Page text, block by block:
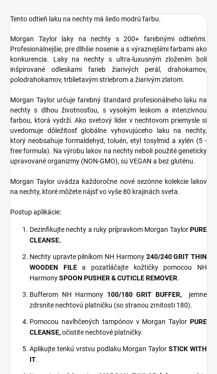
Tento odtieň laku na nechty má šedo modrú farbu.
Morgan Taylor laky na nechty s 200+ farebnými odtieňmi.
Profesionálnejšie, pre dlhšie nosenie a s výraznejšími farbami ako
konkurencia. Laky na nechty s ultra-luxusným zložením boli
inšpirované odleskami farieb žiarivých perál, drahokamov,
polodrahokamov, trblietavým striebrom a žiarivým zlatom.
Morgan Taylor určuje farebný štandard profesionálneho laku na
nechty s dlhou životnosťou, s vysokým leskom a intenzívnou
farbou, ktorá vydrží. Ako svetový líder v nechtovom priemysle si
uvedomuje dôležitosť globálne vyhovujúceho laku na nechty,
ktorý neobsahuje formaldehyd, toluén, etyl tosylmid a xylén (5 -
free formula). Na výrobu lakov na nechty neboli použité geneticky
upravované organizmy (NON-GMO), sú VEGAN a bez gluténu.
Morgan Taylor uvádza každoročne nové sezónne kolekcie lakov
na nechty, ktoré môžete nájsť vo vyše 80 krajinách sveta.
Postup aplikácie:
Dezinfikujte nechty a ruky prípravkom Morgan TaylorPURE
CLEANSE.
Nechty upravte pilníkom NH Harmony 240/240 GRIT THIN
WOODEN FILEa pozatláčajte kožtičky pomocou NH
HarmonySPOON PUSHER & CUTICLE REMOVER.
Bufferom NH Harmony 100/180 GRIT BUFFER,jemne
zdrsnite nechtovú platničku (so stranou zrnitosti 180).
Pomocou navlhčených tampónov v Morgan Taylor PURE
CLEANSE,očistite nechtové platničky.
Aplikujte tenkú vrstvu podlaku Morgan TaylorSTICK WITH
IT.